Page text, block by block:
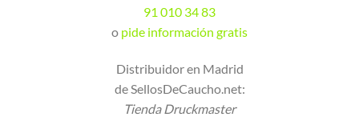
91 010 34 83
o pide información gratis
Distribuidor en Madrid
de SellosDeCaucho.net:
Tienda Druckmaster